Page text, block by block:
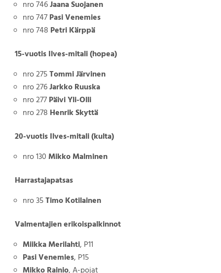
nro 746Jaana Suojanen
nro 747Pasi Venemies
nro 748 Petri Kärppä
15-vuotis Ilves-mitali (hopea)
nro 275Tommi Järvinen
nro 276Jarkko Ruuska
nro 277Päivi Yli-Olli
nro 278 Henrik Skyttä
20-vuotis Ilves-mitali (kulta)
nro 130Mikko Malminen
Harrastajapatsas
nro 35Timo Kotilainen
Valmentajien erikoispalkinnot
Miikka Merilahti, P11
Pasi Venemies, P15